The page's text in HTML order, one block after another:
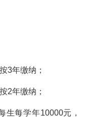
3年缴纳；
2年缴纳；
生每学年10000元，